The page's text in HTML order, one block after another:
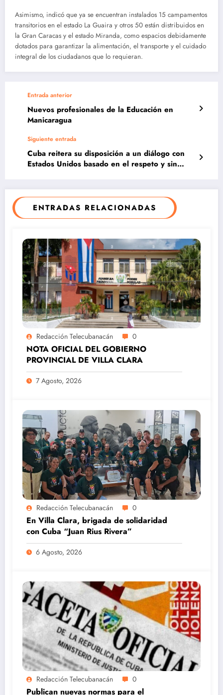
Asimismo, indicó que ya se encuentran instalados 15 campamentos
transitorios en el estado La Guaira y otros 50 están distribuidos en
la Gran Caracas y el estado Miranda, como espacios debidamente
dotados para garantizar la alimentación, el transporte y el cuidado
integral de los ciudadanos que lo requieran.
Entrada anterior
Nuevos profesionales de la Educación en
Manicaragua
Siguiente entrada
Cuba reitera su disposición a un diálogo con
Estados Unidos basado en el respeto y sin
ENTRADAS RELACIONADAS
Redacción Telecubanacán 0
NOTA OFICIAL DEL GOBIERNO
PROVINCIAL DE VILLA CLARA
7 Agosto, 2026
Redacción Telecubanacán 0
En Villa Clara, brigada de solidaridad
con Cuba “Juan Rius Rivera”
6 Agosto, 2026
Redacción Telecubanacán 0
Publican nuevas normas para el